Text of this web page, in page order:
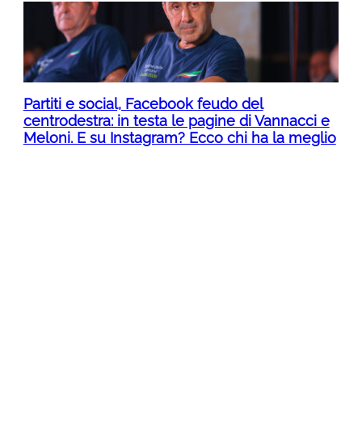
Partiti e social, Facebook feudo del
centrodestra: in testa le pagine di Vannacci e
Meloni. E su Instagram? Ecco chi ha la meglio